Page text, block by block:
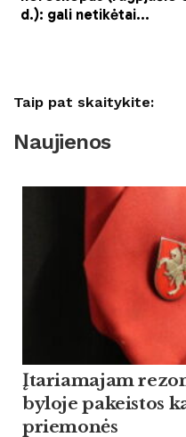
Taip pat skaitykite:
Naujienos
Įtariamajam
byloje pakeistos
priemonės